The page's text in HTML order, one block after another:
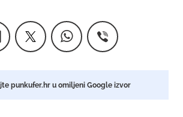
punkufer.hr u omiljeni Google izvor